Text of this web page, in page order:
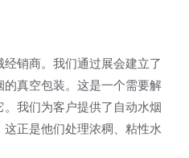
销商。我们通过展会建立了
真空包装。这是一个需要解
我们为客户提供了自动水烟
正是他们处理浓稠、粘性水